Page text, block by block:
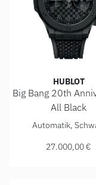
HUBLOT
Big Bang 20th
All Black
Hublot Big Bang
Automatik,
27.000,00 €